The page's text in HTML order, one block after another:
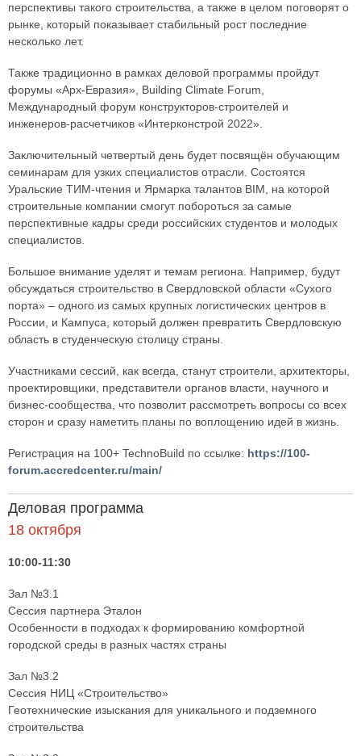
перспективы такого строительства, а также в целом поговорят о
рынке, который показывает стабильный рост последние
несколько лет.
Также традиционно в рамках деловой программы пройдут
форумы «Арх-Евразия», Building Climate Forum,
Международный форум конструкторов-строителей и
инженеров-расчетчиков «Интерконстрой 2022».
Заключительный четвертый день будет посвящён обучающим
семинарам для узких специалистов отрасли. Состоятся
Уральские ТИМ-чтения и Ярмарка талантов BIM, на которой
строительные компании смогут побороться за самые
перспективные кадры среди российских студентов и молодых
специалистов.
Большое внимание уделят и темам региона. Например, будут
обсуждаться строительство в Свердловской области «Сухого
порта» – одного из самых крупных логистических центров в
России, и Кампуса, который должен превратить Свердловскую
область в студенческую столицу страны.
Участниками сессий, как всегда, станут строители, архитекторы,
проектировщики, представители органов власти, научного и
бизнес-сообщества, что позволит рассмотреть вопросы со всех
сторон и сразу наметить планы по воплощению идей в жизнь.
Регистрация на 100+ TechnoBuild по ссылке: https://100-
forum.accredcenter.ru/main/
Деловая программа
18 октября
10:00-11:30
Зал №3.1
Сессия партнера Эталон
Особенности в подходах к формированию комфортной
городской среды в разных частях страны
Зал №3.2
Сессия НИЦ «Строительство»
Геотехнические изыскания для уникального и подземного
строительства